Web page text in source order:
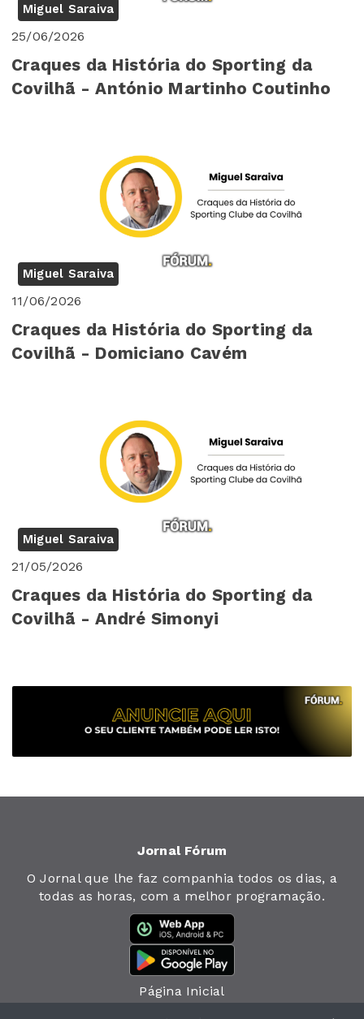
Miguel Saraiva
25/06/2026
Craques da História do Sporting da
Covilhã - António Martinho Coutinho
Miguel Saraiva
11/06/2026
Craques da História do Sporting da
Covilhã - Domiciano Cavém
Miguel Saraiva
21/05/2026
Craques da História do Sporting da
Covilhã - André Simonyi
Jornal Fórum
O Jornal que lhe faz companhia todos os dias, a
todas as horas, com a melhor programação.
Página Inicial